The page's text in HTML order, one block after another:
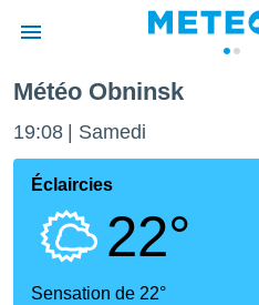
de
Météo Obninsk
19:08 Samedi
Éclaircies
22°
Sensation de 22°